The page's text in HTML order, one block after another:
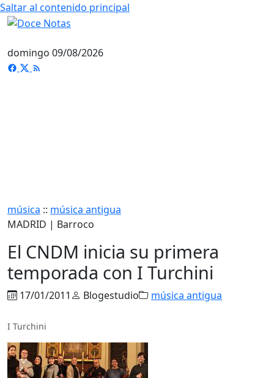
Saltar al contenido principal
domingo 09/08/2026
música :: música antigua
MADRID | Barroco
El CNDM inicia su primera
temporada con I Turchini
17/01/2011 Blogestudio música antigua
I Turchini